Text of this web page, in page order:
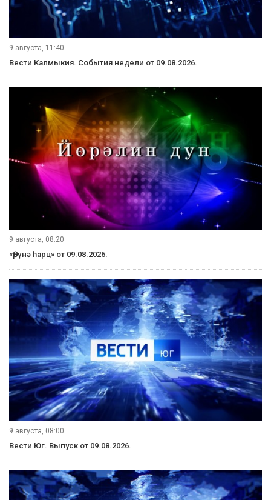
9 августа, 11:40
Вести Калмыкия. События недели от 09.08.2026.
9 августа, 08:20
«Өрүнә һарц» от 09.08.2026.
9 августа, 08:00
Вести Юг. Выпуск от 09.08.2026.